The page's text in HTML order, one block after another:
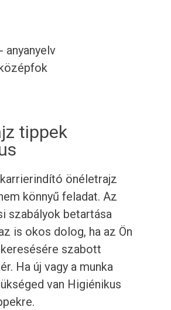
anyanyelv
tippek
önéletrajz
könnyű feladat. Az
szabályok betartása
is okos dolog, ha az Ön
szabott
Ha új vagy a munka
van Higiénikus